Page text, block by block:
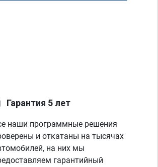
Гарантия 5 лет
наши программные решения
и откатаны на тысячах
на них мы
гарантийный